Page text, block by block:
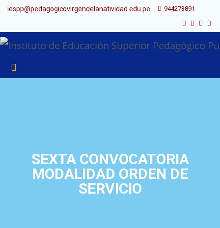
iespp@pedagogicovirgendelanatividad.edu.pe 944273891
SEXTA CONVOCATORIA
MODALIDAD ORDEN DE
SERVICIO